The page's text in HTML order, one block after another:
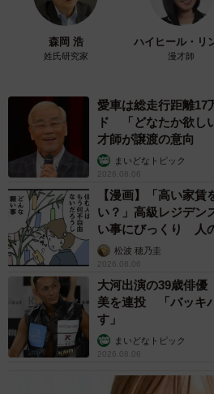
うに思いました」。
お互いに前向きですが、現状は
「離れて暮らす保護者の方に用意
で。でも、2027年の成人式でうち
てくれている子は何人かいると聞
来年に関しては、「連絡する時期
か」と後悔も。「まだ当店の振袖
で、別の施設で希望の方がおられ
すよ、と海の子学園さんに伝えま
オファーも行っています。
森岡 浩
姓氏研究家
ハイヒール・リ
漫才師
愛車は総走行距離17
ド 「どなたか欲し
才師が譲渡の意向
まいどなトピック
2026.08.06
【漫画】「高い家
い？」高級レジデン
い事にびっくり 人
松波 穂乃圭
2026.08.06
大河出演の39歳俳
美を連投 「バッキ
す」
まいどなトピック
2026.08.06